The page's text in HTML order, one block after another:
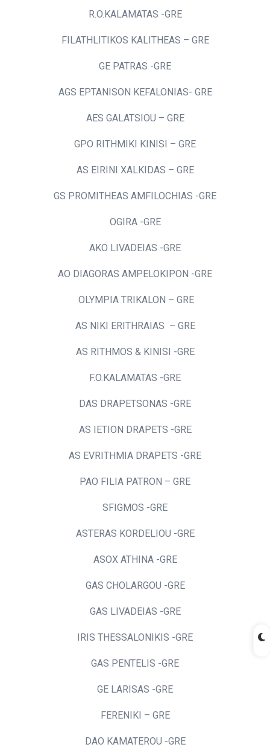
R.O.KALAMATAS -GRE
FILATHLITIKOS KALITHEAS – GRE
GE PATRAS -GRE
AGS EPTANISON KEFALONIAS- GRE
AES GALATSIOU – GRE
GPO RITHMIKI KINISI – GRE
AS EIRINI XALKIDAS – GRE
GS PROMITHEAS AMFILOCHIAS -GRE
OGIRA -GRE
AKO LIVADEIAS -GRE
AO DIAGORAS AMPELOKIPON -GRE
OLYMPIA TRIKALON – GRE
AS NIKI ERITHRAIAS – GRE
AS RITHMOS & KINISI -GRE
F.O.KALAMATAS -GRE
DAS DRAPETSONAS -GRE
AS IETION DRAPETS -GRE
AS EVRITHMIA DRAPETS -GRE
PAO FILIA PATRON – GRE
SFIGMOS -GRE
ASTERAS KORDELIOU -GRE
ASOX ATHINA -GRE
GAS CHOLARGOU -GRE
GAS LIVADEIAS -GRE
IRIS THESSALONIKIS -GRE
GAS PENTELIS -GRE
GE LARISAS -GRE
FERENIKI – GRE
DAO KAMATEROU -GRE